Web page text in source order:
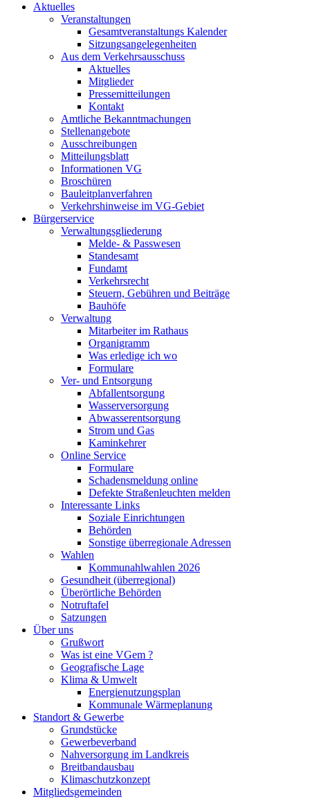
Aktuelles
Veranstaltungen
Gesamtveranstaltungs Kalender
Sitzungsangelegenheiten
Aus dem Verkehrsausschuss
Aktuelles
Mitglieder
Pressemitteilungen
Kontakt
Amtliche Bekanntmachungen
Stellenangebote
Ausschreibungen
Mitteilungsblatt
Informationen VG
Broschüren
Bauleitplanverfahren
Verkehrshinweise im VG-Gebiet
Bürgerservice
Verwaltungsgliederung
Melde- & Passwesen
Standesamt
Fundamt
Verkehrsrecht
Steuern, Gebühren und Beiträge
Bauhöfe
Verwaltung
Mitarbeiter im Rathaus
Organigramm
Was erledige ich wo
Formulare
Ver- und Entsorgung
Abfallentsorgung
Wasserversorgung
Abwasserentsorgung
Strom und Gas
Kaminkehrer
Online Service
Formulare
Schadensmeldung online
Defekte Straßenleuchten melden
Interessante Links
Soziale Einrichtungen
Behörden
Sonstige überregionale Adressen
Wahlen
Kommunahlwahlen 2026
Gesundheit (überregional)
Überörtliche Behörden
Notruftafel
Satzungen
Über uns
Grußwort
Was ist eine VGem ?
Geografische Lage
Klima & Umwelt
Energienutzungsplan
Kommunale Wärmeplanung
Standort & Gewerbe
Grundstücke
Gewerbeverband
Nahversorgung im Landkreis
Breitbandausbau
Klimaschutzkonzept
Mitgliedsgemeinden